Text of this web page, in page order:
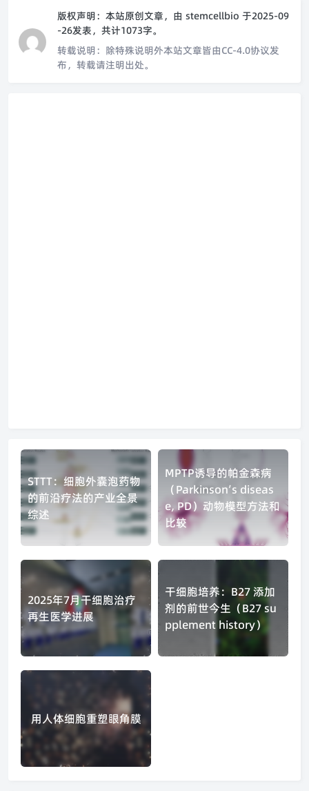
版权声明： 本站原创文章，由 stemcellbio 于2025-09
-26发表，共计1073字。
转载说明： 除特殊说明外本站文章皆由CC-4.0协议发
布，转载请注明出处。
STTT：细胞外囊泡药物
的前沿疗法的产业全景
综述
MPTP诱导的帕金森病
（Parkinson’s diseas
e, PD）动物模型方法和
比较
2025年7月干细胞治疗
再生医学进展
干细胞培养：B27 添加
剂的前世今生（B27 su
pplement history）
用人体细胞重塑眼角膜